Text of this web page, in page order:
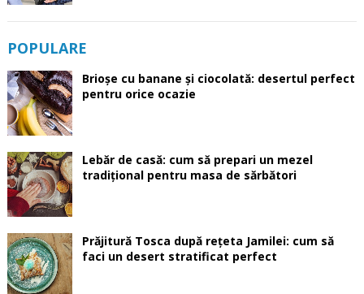
POPULARE
Brioșe cu banane și ciocolată: desertul perfect
pentru orice ocazie
Lebăr de casă: cum să prepari un mezel
tradițional pentru masa de sărbători
Prăjitură Tosca după rețeta Jamilei: cum să
faci un desert stratificat perfect